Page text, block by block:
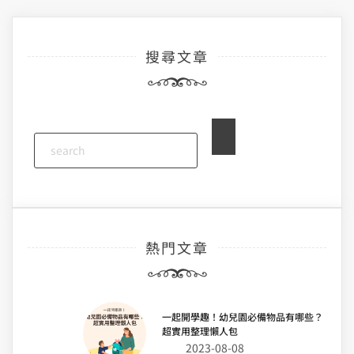
搜尋文章
熱門文章
一起開學趣！幼兒園必備物品有哪些？
超實用整理懶人包
2023-08-08